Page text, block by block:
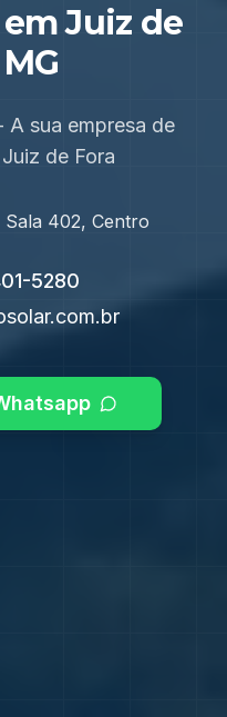
emJuiz de
MG
A sua empresa de
Juiz de Fora
Sala 402, Centro
5280